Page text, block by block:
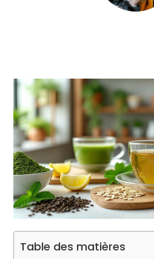
Table des matières